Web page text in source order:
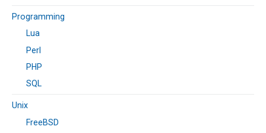
Programming
Lua
Perl
PHP
SQL
Unix
FreeBSD